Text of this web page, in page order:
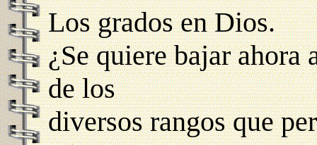
Los grados en Dios.
¿Se quiere bajar ahora
de los
diversos rangos que